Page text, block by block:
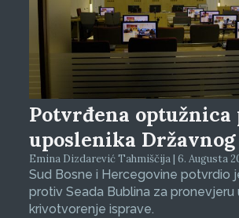
Potvrđena
uposlenika Državnog
Emina Dizdarević Tahmiščija | 6. Augusta
Sud Bosne i Hercegovine potvrdio
protiv Seada Bublina za pronevjeru
krivotvorenje isprave.